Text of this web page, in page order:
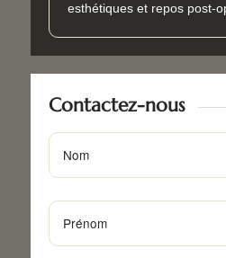
esthétiques et repos post-
Contactez-nous